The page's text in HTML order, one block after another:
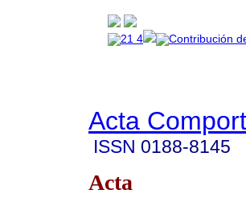
Acta
ISSN 0188-8145
Acta